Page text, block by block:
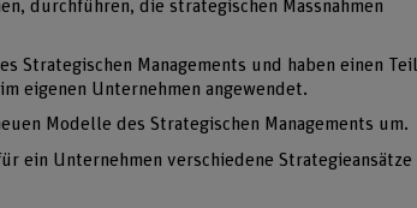
durchführen, die strategischen Massnahmen
Strategischen Managements und haben einen Teil
eigenen Unternehmen angewendet.
Modelle des Strategischen Managements um.
ein Unternehmen verschiedene Strategieansätze